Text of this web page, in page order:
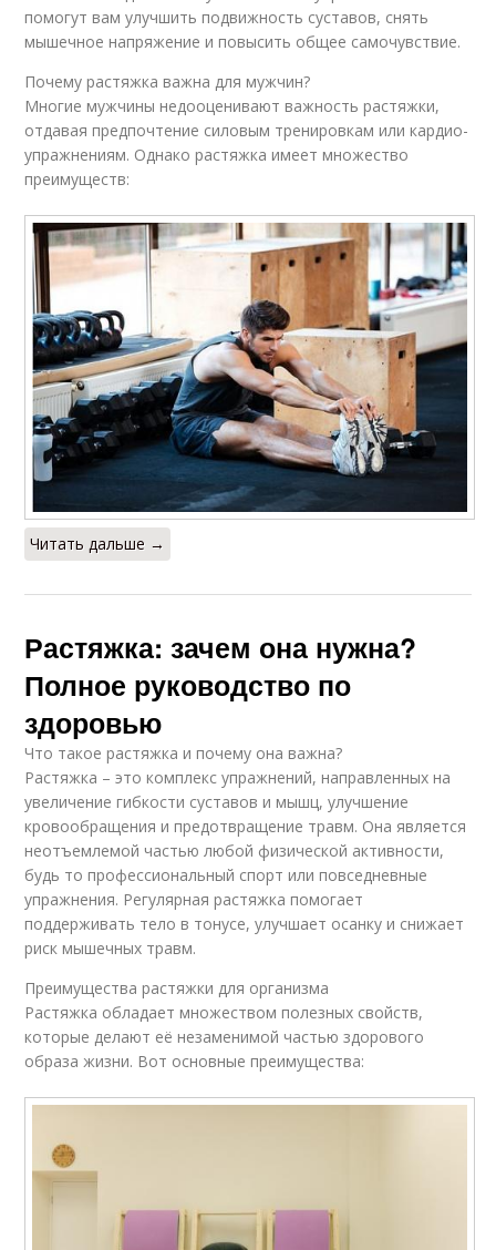
помогут вам улучшить подвижность суставов, снять
мышечное напряжение и повысить общее самочувствие.
Почему растяжка важна для мужчин?
Многие мужчины недооценивают важность растяжки,
отдавая предпочтение силовым тренировкам или кардио-
упражнениям. Однако растяжка имеет множество
преимуществ:
Читать дальше →
Растяжка: зачем она нужна?
Полное руководство по
здоровью
Что такое растяжка и почему она важна?
Растяжка – это комплекс упражнений, направленных на
увеличение гибкости суставов и мышц, улучшение
кровообращения и предотвращение травм. Она является
неотъемлемой частью любой физической активности,
будь то профессиональный спорт или повседневные
упражнения. Регулярная растяжка помогает
поддерживать тело в тонусе, улучшает осанку и снижает
риск мышечных травм.
Преимущества растяжки для организма
Растяжка обладает множеством полезных свойств,
которые делают её незаменимой частью здорового
образа жизни. Вот основные преимущества: